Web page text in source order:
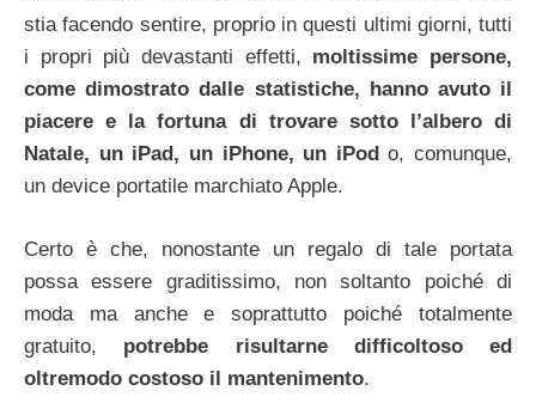
stia facendo sentire, proprio in questi ultimi giorni, tutti
i propri più devastanti effetti, moltissime persone,
come dimostrato dalle statistiche, hanno avuto il
piacere e la fortuna di trovare sotto l’albero di
Natale, un iPad, un iPhone, un iPod o, comunque,
un device portatile marchiato Apple.
Certo è che, nonostante un regalo di tale portata
possa essere graditissimo, non soltanto poiché di
moda ma anche e soprattutto poiché totalmente
gratuito, potrebbe risultarne difficoltoso ed
oltremodo costoso il mantenimento.